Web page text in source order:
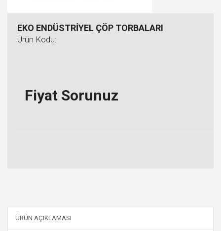
EKO ENDÜSTRİYEL ÇÖP TORBALARI
Ürün Kodu:
Fiyat Sorunuz
ÜRÜN AÇIKLAMASI